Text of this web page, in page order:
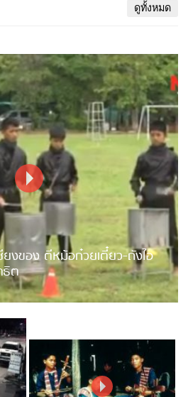
ดูทั้งหมด
ยงของ ตีหม้อก๋วยเตี๋ยว-ถังไอ
ธิต